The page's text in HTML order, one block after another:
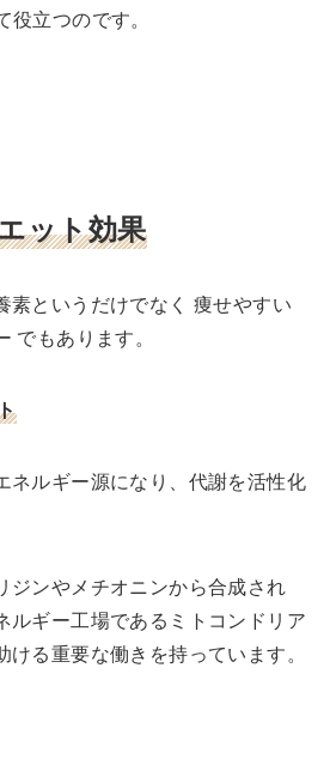
役立つのです。
ット効果
素というだけでなく 痩せやすい
でもあります。
ネルギー源になり、代謝を活性化
ジンやメチオニンから合成され
ルギー工場であるミトコンドリア
る重要な働きを持っています。